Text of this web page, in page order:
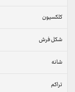
کلکسیون
شکل فرش
شانه
تراکم